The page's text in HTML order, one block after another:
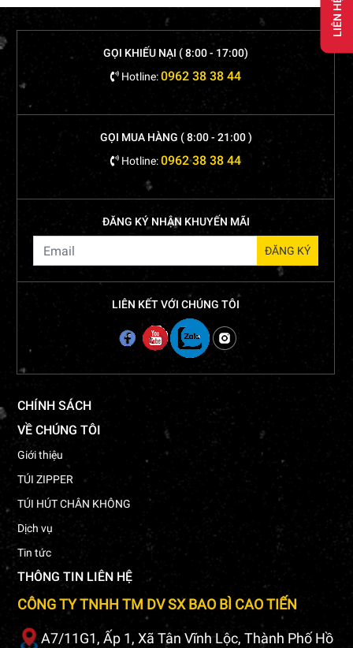
GỌI KHIẾU NẠI ( 8:00 - 17:00)
Hotline:0962 38 38 44
GỌI MUA HÀNG ( 8:00 - 21:00 )
Hotline:0962 38 38 44
ĐĂNG KÝ NHẬN KHUYẾN MÃI
LIÊN KẾT VỚI CHÚNG TÔI
CHÍNH SÁCH
VỀ CHÚNG TÔI
Giới thiệu
TÚI ZIPPER
TÚI HÚT CHÂN KHÔNG
Dịch vụ
Tin tức
THÔNG TIN LIÊN HỆ
CÔNG TY TNHH TM DV SX BAO BÌ CAO TIẾN
A7/11G1, Ấp 1, Xã Tân Vĩnh Lộc, Thành Phố Hồ